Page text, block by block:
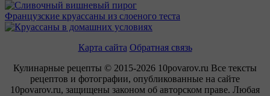
Французские круассаны из слоеного теста
Карта сайта Обратная связь
Кулинарные рецепты © 2015-2026 10povarov.ru Все тексты
рецептов и фотографии, опубликованные на сайте
10povarov.ru, защищены законом об авторском праве. Любая